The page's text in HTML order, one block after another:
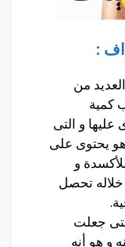
:
من
كمية
عليها و التى
يحتوى على
و
خلاله تحصل
جعلت
و هو أنه